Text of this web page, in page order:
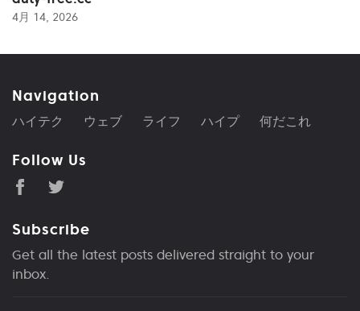
4月 14, 2026
Navigation
ハイテク ウェブ ライフ ハイプ 何だこれ
Follow Us
Subscribe
Get all the latest posts delivered straight to your
inbox.